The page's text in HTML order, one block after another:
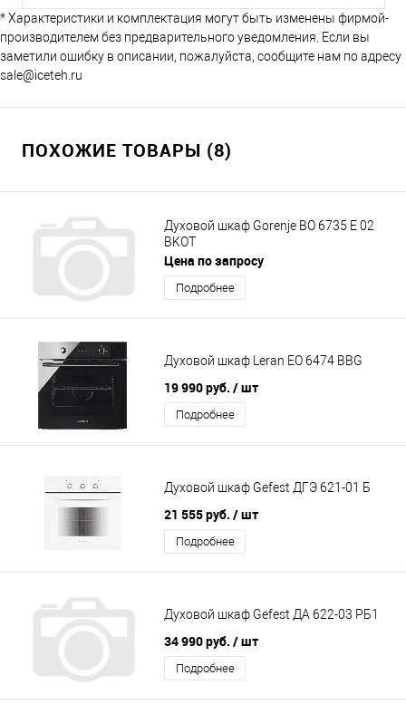
* Характеристики и комплектация могут быть изменены фирмой-
производителем без предварительного уведомления. Если вы
заметили ошибку в описании, пожалуйста, сообщите нам по адресу
sale@iceteh.ru
ПОХОЖИЕ ТОВАРЫ (8)
Духовой шкаф Gorenje BO 6735 E 02
BKOT
Цена по запросу
Подробнее
Духовой шкаф Leran EO 6474 BBG
19 990 руб. / шт
Подробнее
Духовой шкаф Gefest ДГЭ 621-01 Б
21 555 руб. / шт
Подробнее
Духовой шкаф Gefest ДА 622-03 РБ1
34 990 руб. / шт
Подробнее